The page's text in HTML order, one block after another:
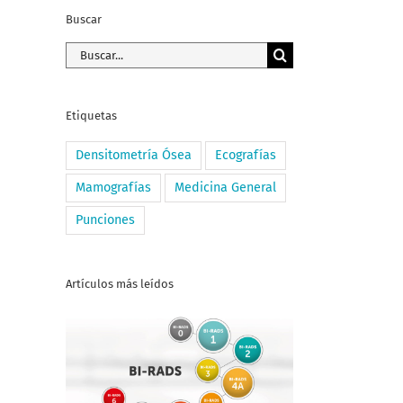
Buscar
Buscar:
Etiquetas
Densitometría Ósea Ecografías
Mamografías Medicina General
Punciones
Artículos más leídos